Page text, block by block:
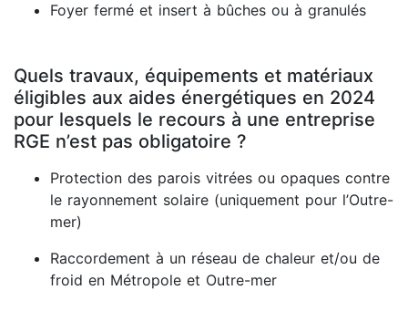
Foyer fermé et insert à bûches ou à granulés
Quels travaux, équipements et matériaux
éligibles aux aides énergétiques en 2024
pour lesquels le recours à une entreprise
RGE n’est pas obligatoire ?
Protection des parois vitrées ou opaques contre
le rayonnement solaire (uniquement pour l’Outre-
mer)
Raccordement à un réseau de chaleur et/ou de
froid en Métropole et Outre-mer